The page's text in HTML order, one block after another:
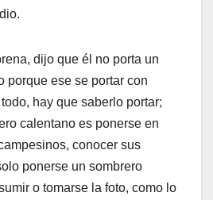
dijo que él no porta un
porque ese se portar con
hay que saberlo portar;
calentano es ponerse en
conocer sus
ponerse un sombrero
o tomarse la foto, como lo